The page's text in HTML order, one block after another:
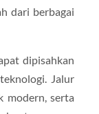
dari berbagai
dipisahkan
Jalur
modern, serta